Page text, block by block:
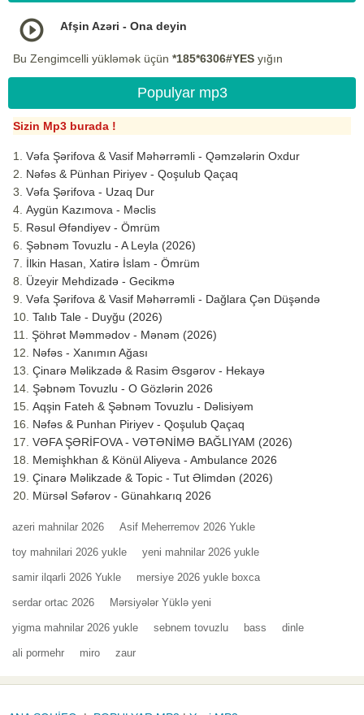
Afşin Azəri - Ona deyin
Bu Zengimcelli yükləmək üçün *185*6306#YES yığın
Populyar mp3
Sizin Mp3 burada !
Vəfa Şərifova & Vasif Məhərrəmli - Qəmzələrin Oxdur
Nəfəs & Pünhan Piriyev - Qoşulub Qaçaq
Vəfa Şərifova - Uzaq Dur
Aygün Kazımova - Məclis
Rəsul Əfəndiyev - Ömrüm
Şəbnəm Tovuzlu - A Leyla (2026)
İlkin Hasan, Xatirə İslam - Ömrüm
Üzeyir Mehdizadə - Gecikmə
Vəfa Şərifova & Vasif Məhərrəmli - Dağlara Çən Düşəndə
Talıb Tale - Duyğu (2026)
Şöhrət Məmmədov - Mənəm (2026)
Nəfəs - Xanımın Ağası
Çinarə Məlikzadə & Rasim Əsgərov - Hekayə
Şəbnəm Tovuzlu - O Gözlərin 2026
Aqşin Fateh & Şəbnəm Tovuzlu - Dəlisiyəm
Nəfəs & Punhan Piriyev - Qoşulub Qaçaq
VƏFA ŞƏRİFOVA - VƏTƏNİMƏ BAĞLIYAM (2026)
Memişhkhan & Könül Aliyeva - Ambulance 2026
Çinarə Məlikzade & Topic - Tut Əlimdən (2026)
Mürsəl Səfərov - Günahkarıq 2026
azeri mahnilar 2026 Asif Meherremov 2026 Yukle
toy mahnilari 2026 yukle yeni mahnilar 2026 yukle
samir ilqarli 2026 Yukle mersiye 2026 yukle boxca
serdar ortac 2026 Mərsiyələr Yüklə yeni
yigma mahnilar 2026 yukle sebnem tovuzlu bass dinle
ali pormehr miro zaur